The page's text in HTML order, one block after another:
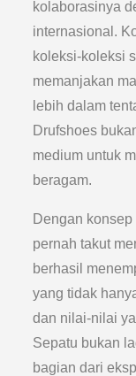
kolaborasinya
internasional.
koleksi-koleksi
memanjakan
lebih dalam
Drufshoes
medium untuk
beragam.
Dengan
pernah takut
berhasil
yang tidak
dan nilai-nilai
Sepatu bukan
bagian dari